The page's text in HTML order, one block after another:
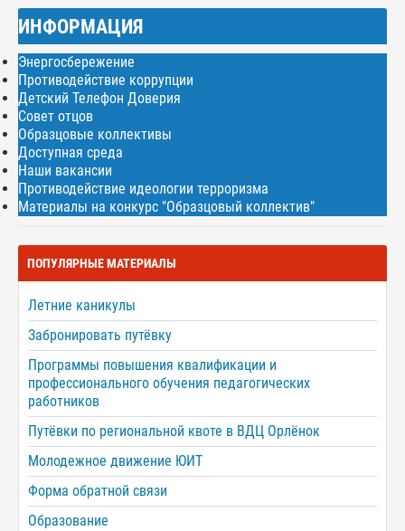
ИНФОРМАЦИЯ
Энергосбережение
Противодействие коррупции
Детский Телефон Доверия
Совет отцов
Образцовые коллективы
Доступная среда
Наши вакансии
Противодействие идеологии терроризма
Материалы на конкурс "Образцовый коллектив"
ПОПУЛЯРНЫЕ МАТЕРИАЛЫ
Летние каникулы
Забронировать путёвку
Программы повышения квалификации и
профессионального обучения педагогических
работников
Путёвки по региональной квоте в ВДЦ Орлёнок
Молодежное движение ЮИТ
Форма обратной связи
Образование